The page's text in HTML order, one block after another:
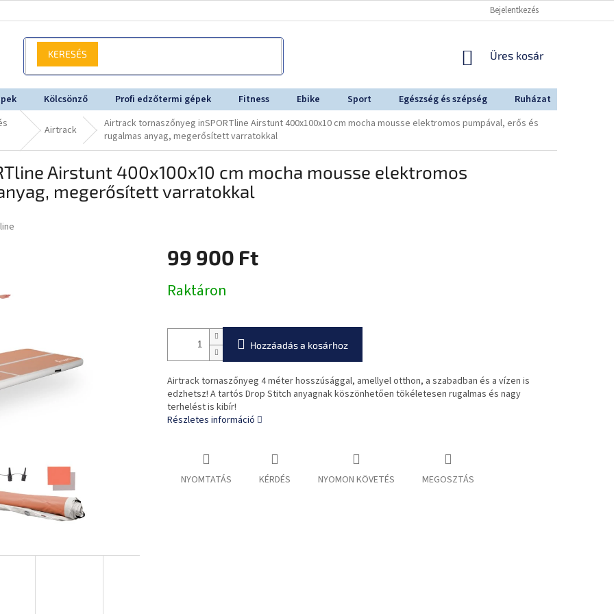
Bejelentkezés
KOSÁR
Üres kosár
Kölcsönző Profi edzőtermi gépek Fitness Ebike Sport Egészség és szépség Ruházat
Airtrack
Airtrack tornaszőnyeg inSPORTline Airstunt 400x100x10 cm mocha mousse elektromos pumpával, erős és
rugalmas anyag, megerősített varratokkal
Airstunt 400x100x10 cm mocha mousse elektromos
megerősített varratokkal
99 900 Ft
Raktáron
Hozzáadás a kosárhoz
Airtrack tornaszőnyeg 4 méter hosszúsággal, amellyel otthon, a szabadban és a vízen is
edzhetsz! A tartós Drop Stitch anyagnak köszönhetően tökéletesen rugalmas és nagy
terhelést is kibír!
Részletes információ
NYOMTATÁS KÉRDÉS NYOMON KÖVETÉS MEGOSZTÁS